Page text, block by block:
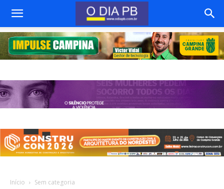
Início Sem categoria